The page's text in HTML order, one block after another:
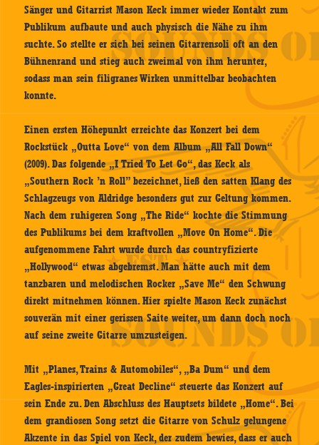
Sänger und Gitarrist Mason Keck immer wieder Kontakt zum
Publikum aufbaute und auch physisch die Nähe zu ihm
suchte. So stellte er sich bei seinen Gitarrensoli oft an den
Bühnenrand und stieg auch zweimal von ihm herunter,
sodass man sein filigranes Wirken unmittelbar beobachten
konnte.
Einen ersten Höhepunkt erreichte das Konzert bei dem
Rockstück „Outta Love“ von dem Album „All Fall Down“
(2009). Das folgende „I Tried To Let Go“, das Keck als
„Southern Rock ’n Roll” bezeichnet, ließ den satten Klang des
Schlagzeugs von Aldridge besonders gut zur Geltung kommen.
Nach dem ruhigeren Song „The Ride“ kochte die Stimmung
des Publikums bei dem kraftvollen „Move On Home“. Die
aufgenommene Fahrt wurde durch das countryfizierte
„Hollywood“ etwas abgebremst. Man hätte auch mit dem
tanzbaren und melodischen Rocker „Save Me“ den Schwung
direkt mitnehmen können. Hier spielte Mason Keck zunächst
souverän mit einer gerissen Saite weiter, um dann doch noch
auf seine zweite Gitarre umzusteigen.
Mit „Planes, Trains & Automobiles“, „Ba Dum“ und dem
Eagles-inspirierten „Great Decline“ steuerte das Konzert auf
sein Ende zu. Den Abschluss des Hauptsets bildete „Home“. Bei
dem grandiosen Song setzt die Gitarre von Schulz gelungene
Akzente in das Spiel von Keck, der zudem bewies, dass er auch